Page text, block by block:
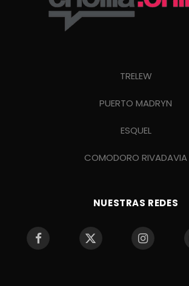
TRELEW
PUERTO MADRYN
ESQUEL
COMODORO RIVADAVIA
NUESTRAS REDES
Facebook
X
Instagram